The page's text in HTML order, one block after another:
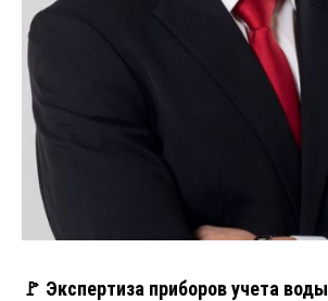
🚩 Экспертиза приборов учета воды